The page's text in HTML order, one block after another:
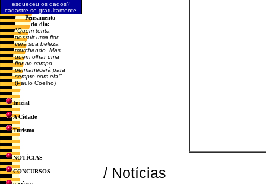
esqueceu os dados?
cadastre-se gratuitamente
Pensamento
do dia:
"Quem tenta
possuir uma flor
verá sua beleza
murchando. Mas
quem olhar uma
flor no campo
permanecerá para
sempre com ela!"
(Paulo Coelho)
Inicial
A Cidade
Turismo
NOTÍCIAS
CONCURSOS / Notícias